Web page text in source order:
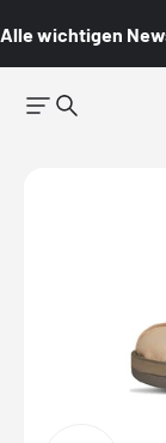
Alle wichtigen